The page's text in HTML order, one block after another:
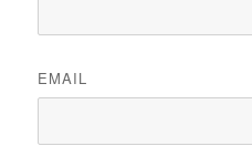
EMAIL